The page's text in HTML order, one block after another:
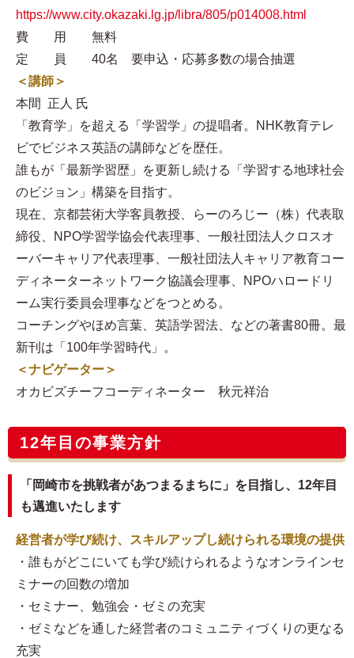
https://www.city.okazaki.lg.jp/libra/805/p014008.html
費 用 無料
定 員 40名 要申込・応募多数の場合抽選
＜講師＞
本間 正人 氏
「教育学」を超える「学習学」の提唱者。NHK教育テレ
ビでビジネス英語の講師などを歴任。
誰もが「最新学習歴」を更新し続ける「学習する地球社会
のビジョン」構築を目指す。
現在、京都芸術大学客員教授、らーのろじー（株）代表取
締役、NPO学習学協会代表理事、一般社団法人クロスオ
ーバーキャリア代表理事、一般社団法人キャリア教育コー
ディネーターネットワーク協議会理事、NPOハロードリ
ーム実行委員会理事などをつとめる。
コーチングやほめ言葉、英語学習法、などの著書80冊。最
新刊は「100年学習時代」。
＜ナビゲーター＞
オカビズチーフコーディネーター 秋元祥治
12年目の事業方針
「岡崎市を挑戦者があつまるまちに」を目指し、12年目
も邁進いたします
経営者が学び続け、スキルアップし続けられる環境の提供
・誰もがどこにいても学び続けられるようなオンラインセ
ミナーの回数の増加
・セミナー、勉強会・ゼミの充実
・ゼミなどを通した経営者のコミュニティづくりの更なる
充実